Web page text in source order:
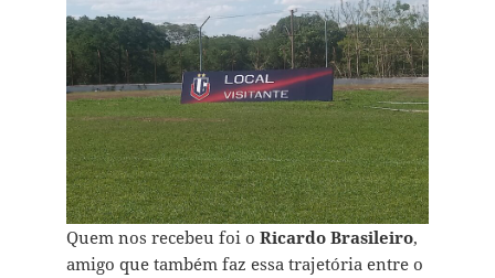
Quem nos recebeu foi o Ricardo Brasileiro,
amigo que também faz essa trajetória entre o